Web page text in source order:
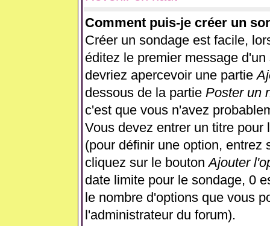
Comment puis-je créer un
Créer un sondage est facile,
éditez le premier message
devriez apercevoir une partie
dessous de la partie Poster un
c'est que vous n'avez
Vous devez entrer un titre
(pour définir une option, entrez
cliquez sur le boutonAjouter
date limite pour le sondage, 0
le nombre d'options que vous
l'administrateur du forum).